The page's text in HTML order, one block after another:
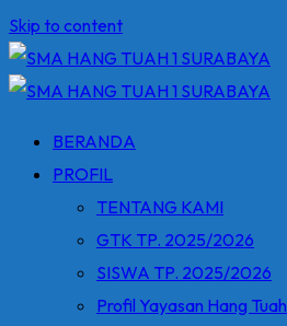
Skip to content
BERANDA
PROFIL
TENTANG KAMI
GTK TP. 2025/2026
SISWA TP. 2025/2026
Profil Yayasan Hang Tuah